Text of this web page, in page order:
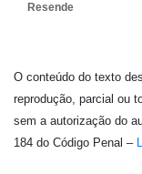
Resende
O conteúdo do texto
reprodução, parcial ou
sem a autorização do
184 do Código Penal –